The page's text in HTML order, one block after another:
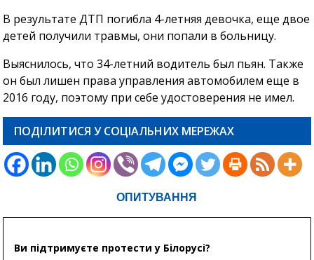
В результате ДТП погибла 4-летняя девочка, еще двое
детей получили травмы, они попали в больницу.
Выяснилось, что 34-летний водитель был пьян. Также
он был лишен права управления автомобилем еще в
2016 году, поэтому при себе удостоверения не имел.
ПОДІЛИТИСЯ У СОЦІАЛЬНИХ МЕРЕЖАХ
ОПИТУВАННЯ
Ви підтримуєте протести у Білорусі?